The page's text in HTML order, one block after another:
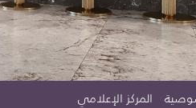
المركز الإعلامي